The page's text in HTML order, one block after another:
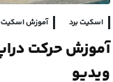
اسکیت برد آموزش
آموزش حرکت
ویدیو